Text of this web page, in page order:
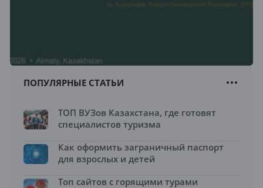
ПОПУЛЯРНЫЕ СТАТЬИ
ТОП ВУЗов Казахстана, где готовят
специалистов туризма
Как оформить заграничный паспорт
для взрослых и детей
Топ сайтов с горящими турами